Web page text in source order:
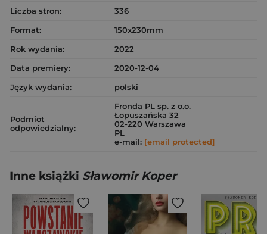
Liczba stron:
336
Format:
150x230mm
Rok wydania:
2022
Data premiery:
2020-12-04
Język wydania:
polski
Podmiot
odpowiedzialny:
Fronda PL sp. z o.o.
Łopuszańska 32
02-220 Warszawa
PL
e-mail: [email protected]
Inne książki Sławomir Koper